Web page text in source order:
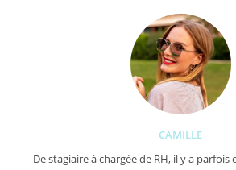
CAMILLE
De stagiaire à chargée de RH, il y a